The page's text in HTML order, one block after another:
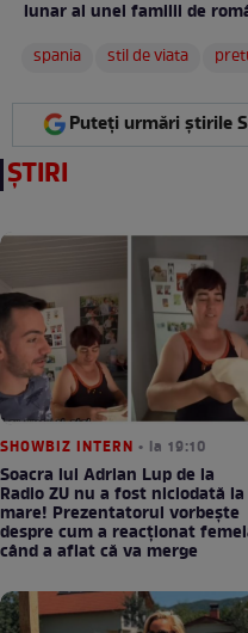
lunar al unei familii de
spania
stil de viata
Puteți urmări știrile
ȘTIRI
SHOWBIZ INTERN • la 19:10
Soacra lui Adrian Lup de la
Radio ZU nu a fost niciodată la
mare! Prezentatorul vorbește
despre cum a reacționat
când a aflat că va merge